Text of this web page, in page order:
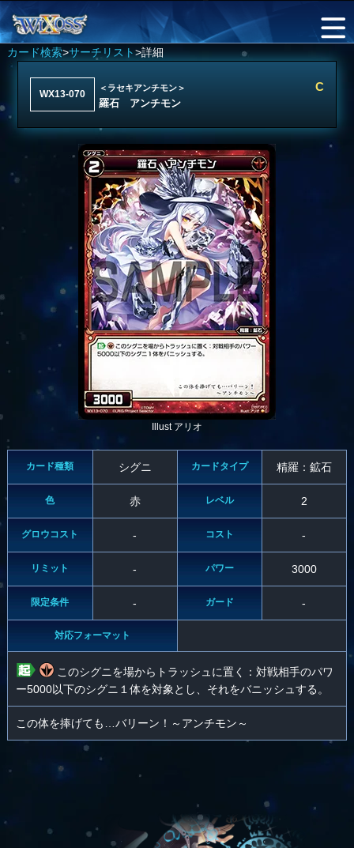
カード検索>サーチリスト>詳細
WX13-070
＜ラセキアンチモン＞
羅石 アンチモン
C
Illust アリオ
カード種類 シグニ カードタイプ 精羅：鉱石
色 赤 レベル 2
グロウコスト - コスト -
リミット - パワー 3000
限定条件 - ガード -
対応フォーマット
このシグニを場からトラッシュに置く：対戦相手のパワ
ー5000以下のシグニ１体を対象とし、それをバニッシュする。
この体を捧げても…バリーン！～アンチモン～